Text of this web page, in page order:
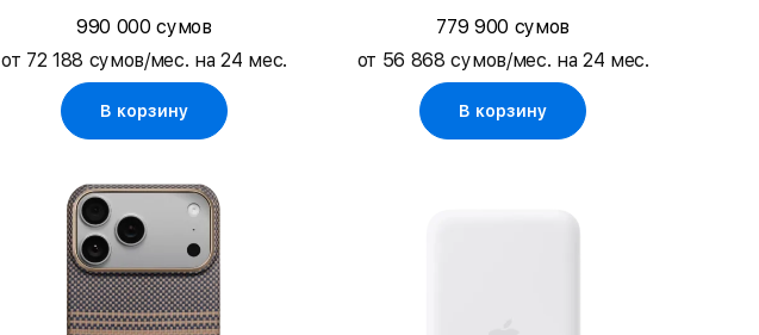
iPhone 17 Pro
990 000 сумов
от 72 188 сумов/мес. на 24 мес.
В корзину
Pro Max
779 900 сумов
от 56 868 сумов/мес. на 24 мес.
В корзину